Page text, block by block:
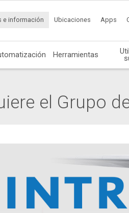
e información Ubicaciones Apps
Herramientas
el Grupo